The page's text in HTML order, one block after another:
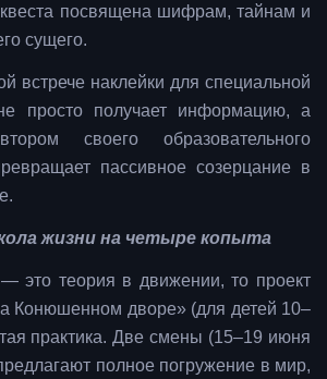
посвящена шифрам, тайнам и
сущего.
встрече наклейки для специальной
просто получает информацию, а
своего образовательного
пассивное созерцание в
жизни на четыре копыта
это теория в движении, то проект
Конюшенном дворе» (для детей 10–
практика. Две смены (15–19 июня
полное погружение в мир,